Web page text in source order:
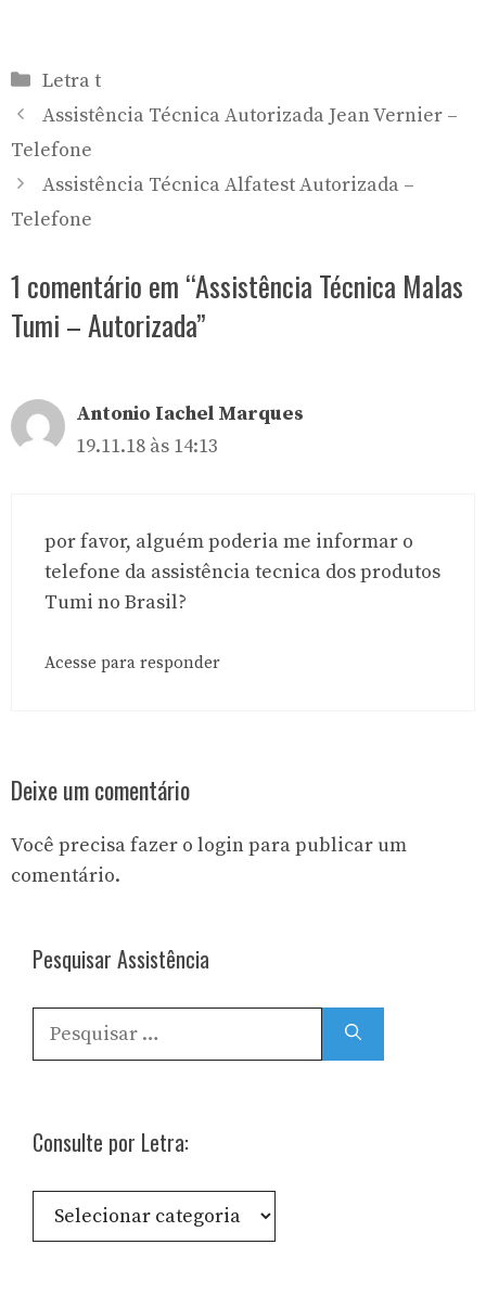
Categorias
Letra t
Assistência Técnica Autorizada Jean Vernier –
Telefone
Assistência Técnica Alfatest Autorizada –
Telefone
1 comentário em “Assistência Técnica Malas
Tumi – Autorizada”
Antonio Iachel Marques
19.11.18 às 14:13
por favor, alguém poderia me informar o
telefone da assistência tecnica dos produtos
Tumi no Brasil?
Acesse para responder
Deixe um comentário
Você precisa fazer o loginpara publicar um
comentário.
Pesquisar Assistência
Pesquisar
por:
Consulte por Letra:
Consulte